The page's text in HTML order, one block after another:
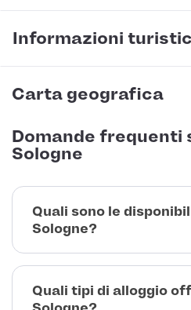
Informazioni
Carta geografica
Domande frequenti
Sologne
Quali sono le
Sologne?
Quali tipi di alloggio